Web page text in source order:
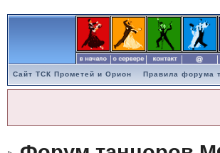
Сайт ТСК Прометей и Орион Правила форума